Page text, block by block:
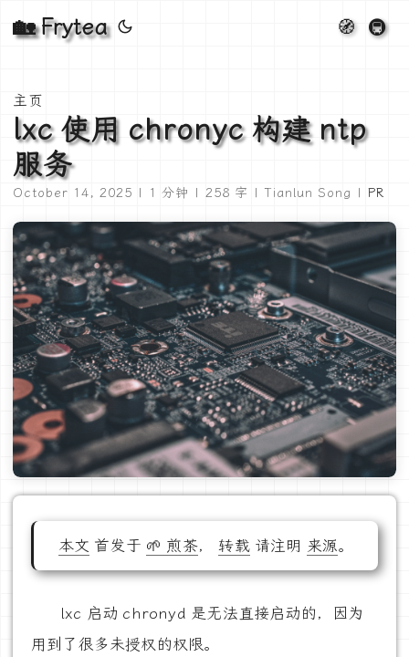
🏡 Frytea 🧭 🚇
主页
lxc 使用 chronyc 构建 ntp
服务
October 14, 2025 | 1 分钟 | 258 字 | Tianlun Song | PR
本文 首发于 🌱 煎茶，转载请注明 来源。
lxc 启动 chronyd 是无法直接启动的，因为
用到了很多未授权的权限。